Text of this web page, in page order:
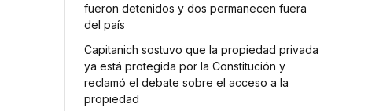
fueron detenidos y dos permanecen fuera
del país
Capitanich sostuvo que la propiedad privada
ya está protegida por la Constitución y
reclamó el debate sobre el acceso a la
propiedad